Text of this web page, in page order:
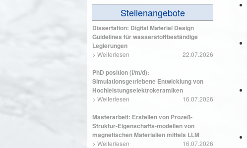
Stellenangebote
Dissertation: Digital Material Design
Guidelines für wasserstoffbeständige
Legierungen
> Weiterlesen 22.07.2026
PhD position (f/m/d):
Simulationsgetriebene Entwicklung von
Hochleistungselektrokeramiken
> Weiterlesen 16.07.2026
Masterarbeit: Erstellen von Prozeß-
Struktur-Eigenschafts-modellen von
magnetischen Materialien mittels LLM
> Weiterlesen 16.07.2026